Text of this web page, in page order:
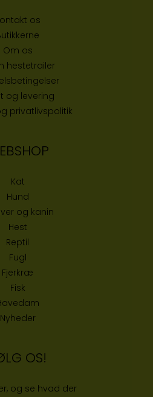
os
rne
Om os
hestetrailer
og levering
privatlivspolitik
Kat
Hund
og kanin
Hest
Reptil
Fugl
Fjerkræ
Fisk
Nyheder
OS!
og se hvad der